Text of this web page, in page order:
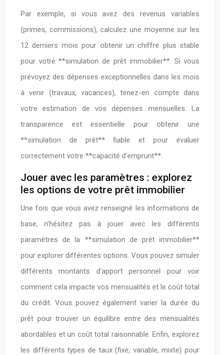
Par exemple, si vous avez des revenus variables
(primes, commissions), calculez une moyenne sur les
12 derniers mois pour obtenir un chiffre plus stable
pour votre **simulation de prêt immobilier**. Si vous
prévoyez des dépenses exceptionnelles dans les mois
à venir (travaux, vacances), tenez-en compte dans
votre estimation de vos dépenses mensuelles. La
transparence est essentielle pour obtenir une
**simulation de prêt** fiable et pour évaluer
correctement votre **capacité d’emprunt**.
Jouer avec les paramètres : explorez
les options de votre prêt immobilier
Une fois que vous avez renseigné les informations de
base, n’hésitez pas à jouer avec les différents
paramètres de la **simulation de prêt immobilier**
pour explorer différentes options. Vous pouvez simuler
différents montants d’apport personnel pour voir
comment cela impacte vos mensualités et le coût total
du crédit. Vous pouvez également varier la durée du
prêt pour trouver un équilibre entre des mensualités
abordables et un coût total raisonnable. Enfin, explorez
les différents types de taux (fixe, variable, mixte) pour